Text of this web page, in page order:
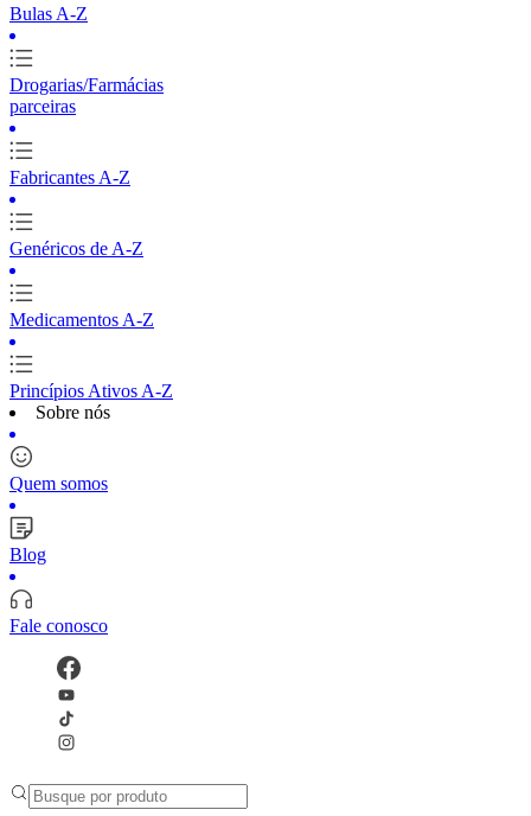
Bulas A-Z
Drogarias/Farmácias
parceiras
Fabricantes A-Z
Genéricos de A-Z
Medicamentos A-Z
Princípios Ativos A-Z
Sobre nós
Quem somos
Blog
Fale conosco